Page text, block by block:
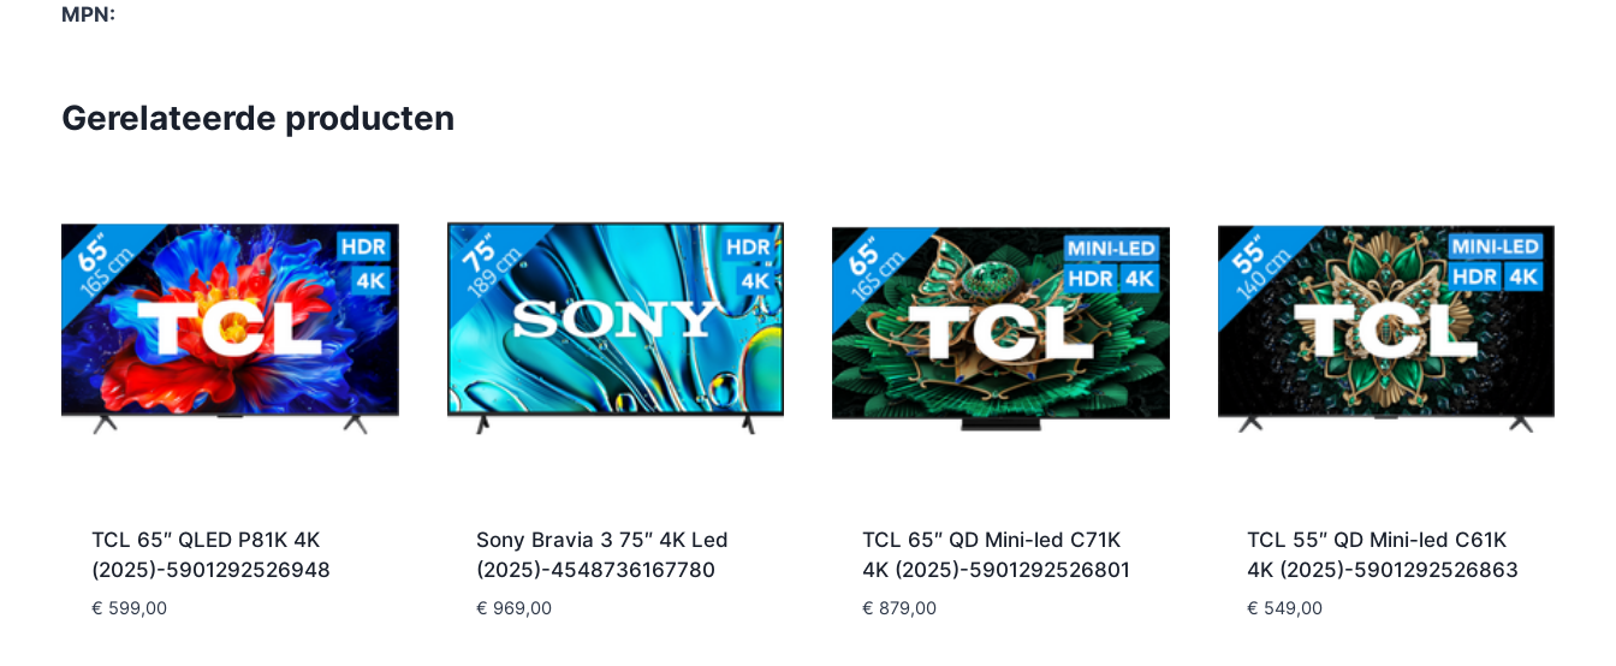
MPN:
Gerelateerde producten
TCL 65″ QLED P81K 4K
(2025)-5901292526948
€ 599,00
Sony Bravia 3 75″ 4K Led
(2025)-4548736167780
€ 969,00
TCL 65″ QD Mini-led C71K
4K (2025)-5901292526801
€ 879,00
TCL 55″ QD Mini-led C61K
4K (2025)-5901292526863
€ 549,00